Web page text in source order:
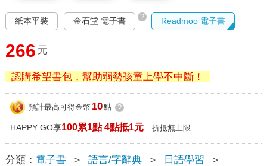
紙本平裝 金石堂 電子書 ? Readmoo 電子書
266 元
認購希望書包，幫助弱勢孩童上學不中斷！
預計最高可得金幣 10點 ?
HAPPY GO享100累1點 4點抵1元 折抵無上限
分類： 電子書 ＞ 語言/字辭典 ＞ 日語學習
＞